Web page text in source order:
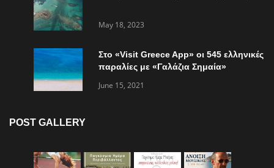
May 18, 2023
Στο «Visit Greece App» οι 545 ελληνικές
παραλίες με «Γαλάζια Σημαία»
June 15, 2021
POST GALLERY